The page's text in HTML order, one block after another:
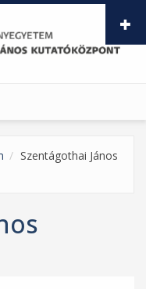
Szentágothai János